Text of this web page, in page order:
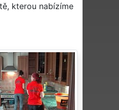
kterou nabízíme